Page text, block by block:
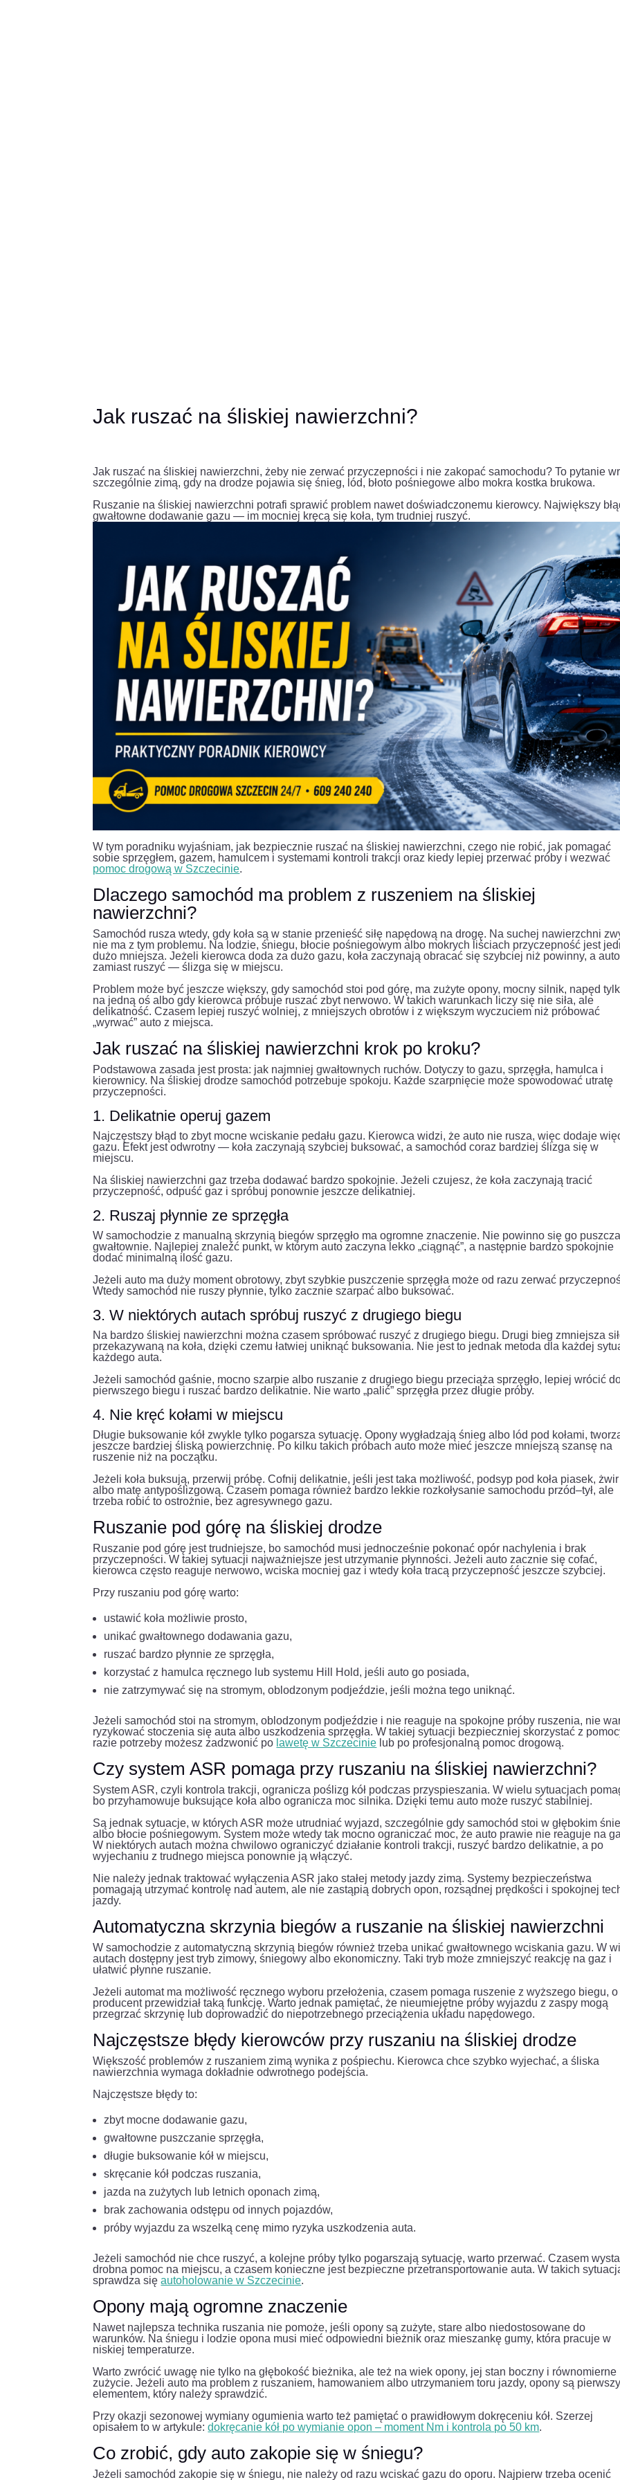
Jak ruszać na śliskiej nawierzchni?
Jak ruszać na śliskiej nawierzchni, żeby nie zerwać przyczepności i nie zakopać samochodu? To pytanie
szczególnie zimą, gdy na drodze pojawia się śnieg, lód, błoto pośniegowe albo mokra kostka brukowa.
Ruszanie na śliskiej nawierzchni potrafi sprawić problem nawet doświadczonemu kierowcy. Największy
gwałtowne dodawanie gazu — im mocniej kręcą się koła, tym trudniej ruszyć.
W tym poradniku wyjaśniam, jak bezpiecznie ruszać na śliskiej nawierzchni, czego nie robić, jak pomagać
sobie sprzęgłem, gazem, hamulcem i systemami kontroli trakcji oraz kiedy lepiej przerwać próby i wezwać
pomoc drogową w Szczecinie.
Dlaczego samochód ma problem z ruszeniem na śliskiej
nawierzchni?
Samochód rusza wtedy, gdy koła są w stanie przenieść siłę napędową na drogę. Na suchej nawierzchni
nie ma z tym problemu. Na lodzie, śniegu, błocie pośniegowym albo mokrych liściach przyczepność jest
dużo mniejsza. Jeżeli kierowca doda za dużo gazu, koła zaczynają obracać się szybciej niż powinny, a auto
zamiast ruszyć — ślizga się w miejscu.
Problem może być jeszcze większy, gdy samochód stoi pod górę, ma zużyte opony, mocny silnik, napęd
na jedną oś albo gdy kierowca próbuje ruszać zbyt nerwowo. W takich warunkach liczy się nie siła, ale
delikatność. Czasem lepiej ruszyć wolniej, z mniejszych obrotów i z większym wyczuciem niż próbować
„wyrwać” auto z miejsca.
Jak ruszać na śliskiej nawierzchni krok po kroku?
Podstawowa zasada jest prosta: jak najmniej gwałtownych ruchów. Dotyczy to gazu, sprzęgła, hamulca i
kierownicy. Na śliskiej drodze samochód potrzebuje spokoju. Każde szarpnięcie może spowodować utratę
przyczepności.
1. Delikatnie operuj gazem
Najczęstszy błąd to zbyt mocne wciskanie pedału gazu. Kierowca widzi, że auto nie rusza, więc dodaje
gazu. Efekt jest odwrotny — koła zaczynają szybciej buksować, a samochód coraz bardziej ślizga się w
miejscu.
Na śliskiej nawierzchni gaz trzeba dodawać bardzo spokojnie. Jeżeli czujesz, że koła zaczynają tracić
przyczepność, odpuść gaz i spróbuj ponownie jeszcze delikatniej.
2. Ruszaj płynnie ze sprzęgła
W samochodzie z manualną skrzynią biegów sprzęgło ma ogromne znaczenie. Nie powinno się go
gwałtownie. Najlepiej znaleźć punkt, w którym auto zaczyna lekko „ciągnąć”, a następnie bardzo spokojnie
dodać minimalną ilość gazu.
Jeżeli auto ma duży moment obrotowy, zbyt szybkie puszczenie sprzęgła może od razu zerwać
Wtedy samochód nie ruszy płynnie, tylko zacznie szarpać albo buksować.
3. W niektórych autach spróbuj ruszyć z drugiego biegu
Na bardzo śliskiej nawierzchni można czasem spróbować ruszyć z drugiego biegu. Drugi bieg zmniejsza
przekazywaną na koła, dzięki czemu łatwiej uniknąć buksowania. Nie jest to jednak metoda dla każdej
każdego auta.
Jeżeli samochód gaśnie, mocno szarpie albo ruszanie z drugiego biegu przeciąża sprzęgło, lepiej wrócić
pierwszego biegu i ruszać bardzo delikatnie. Nie warto „palić” sprzęgła przez długie próby.
4. Nie kręć kołami w miejscu
Długie buksowanie kół zwykle tylko pogarsza sytuację. Opony wygładzają śnieg albo lód pod kołami,
jeszcze bardziej śliską powierzchnię. Po kilku takich próbach auto może mieć jeszcze mniejszą szansę na
ruszenie niż na początku.
Jeżeli koła buksują, przerwij próbę. Cofnij delikatnie, jeśli jest taka możliwość, podsyp pod koła piasek, żwir
albo matę antypoślizgową. Czasem pomaga również bardzo lekkie rozkołysanie samochodu przód–tył, ale
trzeba robić to ostrożnie, bez agresywnego gazu.
Ruszanie pod górę na śliskiej drodze
Ruszanie pod górę jest trudniejsze, bo samochód musi jednocześnie pokonać opór nachylenia i brak
przyczepności. W takiej sytuacji najważniejsze jest utrzymanie płynności. Jeżeli auto zacznie się cofać,
kierowca często reaguje nerwowo, wciska mocniej gaz i wtedy koła tracą przyczepność jeszcze szybciej.
Przy ruszaniu pod górę warto:
ustawić koła możliwie prosto,
unikać gwałtownego dodawania gazu,
ruszać bardzo płynnie ze sprzęgła,
korzystać z hamulca ręcznego lub systemu Hill Hold, jeśli auto go posiada,
nie zatrzymywać się na stromym, oblodzonym podjeździe, jeśli można tego uniknąć.
Jeżeli samochód stoi na stromym, oblodzonym podjeździe i nie reaguje na spokojne próby ruszenia, nie
ryzykować stoczenia się auta albo uszkodzenia sprzęgła. W takiej sytuacji bezpieczniej skorzystać z
razie potrzeby możesz zadzwonić po lawetę w Szczecinie lub po profesjonalną pomoc drogową.
Czy system ASR pomaga przy ruszaniu na śliskiej nawierzchni?
System ASR, czyli kontrola trakcji, ogranicza poślizg kół podczas przyspieszania. W wielu sytuacjach
bo przyhamowuje buksujące koła albo ogranicza moc silnika. Dzięki temu auto może ruszyć stabilniej.
Są jednak sytuacje, w których ASR może utrudniać wyjazd, szczególnie gdy samochód stoi w głębokim
albo błocie pośniegowym. System może wtedy tak mocno ograniczać moc, że auto prawie nie reaguje na
W niektórych autach można chwilowo ograniczyć działanie kontroli trakcji, ruszyć bardzo delikatnie, a po
wyjechaniu z trudnego miejsca ponownie ją włączyć.
Nie należy jednak traktować wyłączenia ASR jako stałej metody jazdy zimą. Systemy bezpieczeństwa
pomagają utrzymać kontrolę nad autem, ale nie zastąpią dobrych opon, rozsądnej prędkości i spokojnej
jazdy.
Automatyczna skrzynia biegów a ruszanie na śliskiej nawierzchni
W samochodzie z automatyczną skrzynią biegów również trzeba unikać gwałtownego wciskania gazu. W
autach dostępny jest tryb zimowy, śniegowy albo ekonomiczny. Taki tryb może zmniejszyć reakcję na gaz i
ułatwić płynne ruszanie.
Jeżeli automat ma możliwość ręcznego wyboru przełożenia, czasem pomaga ruszenie z wyższego biegu,
producent przewidział taką funkcję. Warto jednak pamiętać, że nieumiejętne próby wyjazdu z zaspy mogą
przegrzać skrzynię lub doprowadzić do niepotrzebnego przeciążenia układu napędowego.
Najczęstsze błędy kierowców przy ruszaniu na śliskiej drodze
Większość problemów z ruszaniem zimą wynika z pośpiechu. Kierowca chce szybko wyjechać, a śliska
nawierzchnia wymaga dokładnie odwrotnego podejścia.
Najczęstsze błędy to:
zbyt mocne dodawanie gazu,
gwałtowne puszczanie sprzęgła,
długie buksowanie kół w miejscu,
skręcanie kół podczas ruszania,
jazda na zużytych lub letnich oponach zimą,
brak zachowania odstępu od innych pojazdów,
próby wyjazdu za wszelką cenę mimo ryzyka uszkodzenia auta.
Jeżeli samochód nie chce ruszyć, a kolejne próby tylko pogarszają sytuację, warto przerwać. Czasem
drobna pomoc na miejscu, a czasem konieczne jest bezpieczne przetransportowanie auta. W takich
sprawdza sięautoholowanie w Szczecinie.
Opony mają ogromne znaczenie
Nawet najlepsza technika ruszania nie pomoże, jeśli opony są zużyte, stare albo niedostosowane do
warunków. Na śniegu i lodzie opona musi mieć odpowiedni bieżnik oraz mieszankę gumy, która pracuje w
niskiej temperaturze.
Warto zwrócić uwagę nie tylko na głębokość bieżnika, ale też na wiek opony, jej stan boczny i równomierne
zużycie. Jeżeli auto ma problem z ruszaniem, hamowaniem albo utrzymaniem toru jazdy, opony są
elementem, który należy sprawdzić.
Przy okazji sezonowej wymiany ogumienia warto też pamiętać o prawidłowym dokręceniu kół. Szerzej
opisałem to w artykule:dokręcanie kół po wymianie opon – moment Nm i kontrola po 50 km.
Co zrobić, gdy auto zakopie się w śniegu?
Jeżeli samochód zakopie się w śniegu, nie należy od razu wciskać gazu do oporu. Najpierw trzeba ocenić